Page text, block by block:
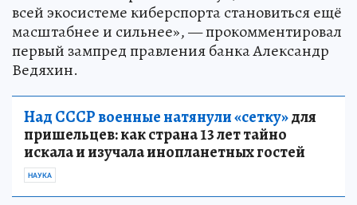
всей экосистеме киберспорта становиться ещё
масштабнее и сильнее», — прокомментировал
первый зампред правления банка Александр
Ведяхин.
Над СССР военные натянули «сетку»для
пришельцев: как страна 13 лет тайно
искала и изучала инопланетных гостей
НАУКА